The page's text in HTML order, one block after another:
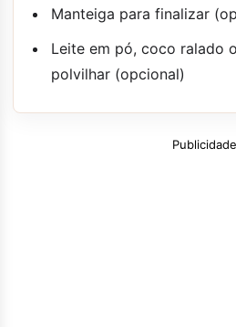
Manteiga para finalizar
Leite em pó, coco ralado
polvilhar (opcional)
Publicidade